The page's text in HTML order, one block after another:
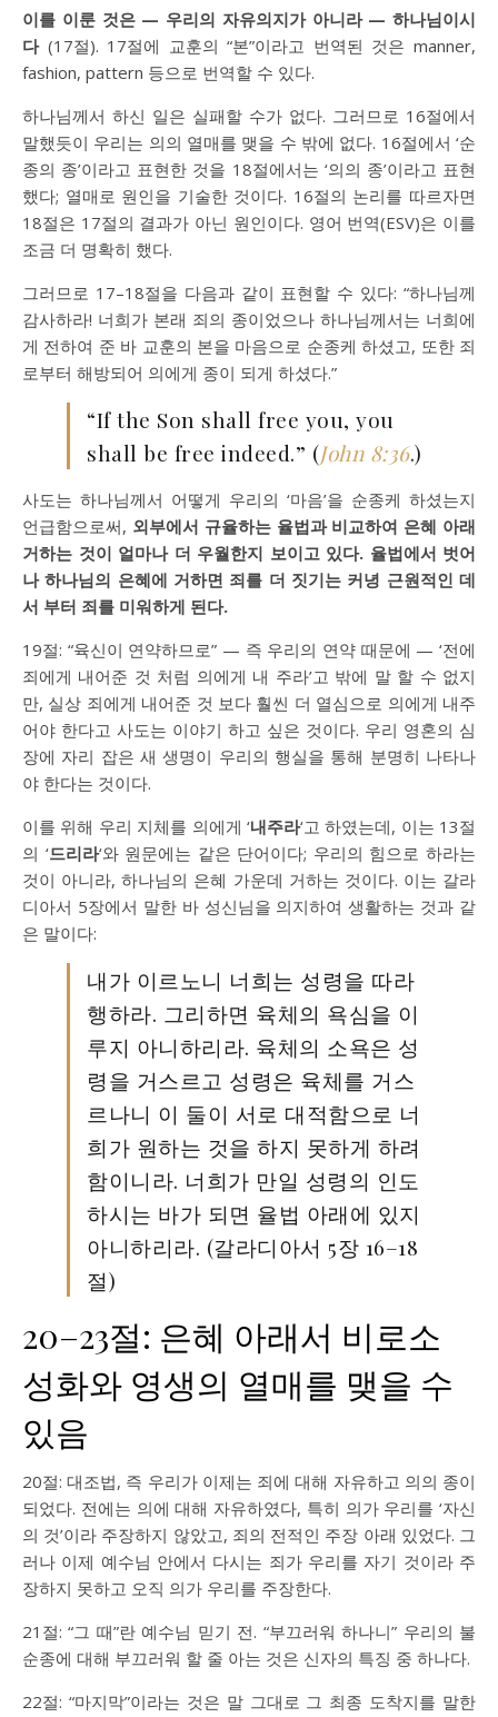
이를 이룬 것은 — 우리의 자유의지가 아니라 — 하나님이시
다(17절). 17절에 교훈의 “본”이라고 번역된 것은 manner,
fashion, pattern 등으로 번역할 수 있다.
하나님께서 하신 일은 실패할 수가 없다. 그러므로 16절에서
말했듯이 우리는 의의 열매를 맺을 수 밖에 없다. 16절에서 ‘순
종의 종’이라고 표현한 것을 18절에서는 ‘의의 종’이라고 표현
했다; 열매로 원인을 기술한 것이다. 16절의 논리를 따르자면
18절은 17절의 결과가 아닌 원인이다. 영어 번역(ESV)은 이를
조금 더 명확히 했다.
그러므로 17–18절을 다음과 같이 표현할 수 있다: “하나님께
감사하라! 너희가 본래 죄의 종이었으나 하나님께서는 너희에
게 전하여 준 바 교훈의 본을 마음으로 순종케 하셨고, 또한 죄
로부터 해방되어 의에게 종이 되게 하셨다.”
“If the Son shall free you, you
shall be free indeed.” (John 8:36.)
사도는 하나님께서 어떻게 우리의 ‘마음’을 순종케 하셨는지
언급함으로써, 외부에서 규율하는 율법과 비교하여 은혜 아래
거하는 것이 얼마나 더 우월한지 보이고 있다. 율법에서 벗어
나 하나님의 은혜에 거하면 죄를 더 짓기는 커녕 근원적인 데
서 부터 죄를 미워하게 된다.
19절: “육신이 연약하므로” — 즉 우리의 연약 때문에 — ‘전에
죄에게 내어준 것 처럼 의에게 내 주라’고 밖에 말 할 수 없지
만, 실상 죄에게 내어준 것 보다 훨씬 더 열심으로 의에게 내주
어야 한다고 사도는 이야기 하고 싶은 것이다. 우리 영혼의 심
장에 자리 잡은 새 생명이 우리의 행실을 통해 분명히 나타나
야 한다는 것이다.
이를 위해 우리 지체를 의에게 ‘내주라‘고 하였는데, 이는 13절
의 ‘드리라‘와 원문에는 같은 단어이다; 우리의 힘으로 하라는
것이 아니라, 하나님의 은혜 가운데 거하는 것이다. 이는 갈라
디아서 5장에서 말한 바 성신님을 의지하여 생활하는 것과 같
은 말이다:
내가 이르노니 너희는 성령을 따라
행하라. 그리하면 육체의 욕심을 이
루지 아니하리라. 육체의 소욕은 성
령을 거스르고 성령은 육체를 거스
르나니 이 둘이 서로 대적함으로 너
희가 원하는 것을 하지 못하게 하려
함이니라. 너희가 만일 성령의 인도
하시는 바가 되면 율법 아래에 있지
아니하리라. (갈라디아서 5장 16–18
절)
20–23절: 은혜 아래서 비로소
성화와 영생의 열매를 맺을 수
있음
20절: 대조법, 즉 우리가 이제는 죄에 대해 자유하고 의의 종이
되었다. 전에는 의에 대해 자유하였다, 특히 의가 우리를 ‘자신
의 것’이라 주장하지 않았고, 죄의 전적인 주장 아래 있었다. 그
러나 이제 예수님 안에서 다시는 죄가 우리를 자기 것이라 주
장하지 못하고 오직 의가 우리를 주장한다.
21절: “그 때”란 예수님 믿기 전. “부끄러워 하나니” 우리의 불
순종에 대해 부끄러워 할 줄 아는 것은 신자의 특징 중 하나다.
22절: “마지막”이라는 것은 말 그대로 그 최종 도착지를 말한